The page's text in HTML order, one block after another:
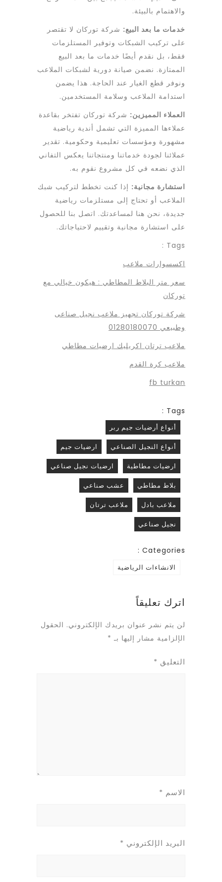
والاهتمام بالبيئة.
خدمات ما بعد البيع: شركة توركان لا تقتصر
على تركيب الشبكات وتوفير المستلزمات
فقط، بل نقدم أيضًا خدمات ما بعد البيع
الممتازة. نضمن صيانة دورية لشبكات الملاعب
ونوفر قطع الغيار عند الحاجة. هذا يضمن
استدامة الملاعب وسلامة المستخدمين.
العملاء المميزين: شركة توركان تفتخر بقاعدة
عملاءها المميزة التي تشمل أندية رياضية
مشهورة ومؤسسات تعليمية وحكومية. تقدير
عملائنا لجودة خدماتنا ومنتجاتنا يعكس التفاني
الذي نضعه في كل مشروع نقوم به.
استشارة مجانية: إذا كنت تخطط لتركيب شبك
الملاعب أو تحتاج إلى مستلزمات رياضية
جديدة، نحن هنا لمساعدتك. اتصل بنا للحصول
على استشارة مجانية وتقييم لاحتياجاتك.
Tags :
اكسسوارات ملاعب
سعر متر البلاط المطاطي : هيكون خيالي مع
توركان
شركة توركان تجهيز ملاعب نجيل صناعى
وطبيعي 01280180070
ملاعب ترتان اكريليك ارضيات مطاطي
ملاعب كرة القدم
fb turkan
Tags :
أنواع أرضيات جيم ربر
أنواع النجيل الصناعي ارضيات جيم
ارضيات مطاطية ارضيات نجيل صناعي
بلاط مطاطي عشب صناعي
ملاعب بادل ملاعب ترتان
نجيل صناعي
Categories :
الانشاءات الرياضية
اترك تعليقاً
لن يتم نشر عنوان بريدك الإلكتروني. الحقول
الإلزامية مشار إليها بـ *
التعليق *
الاسم *
البريد الإلكتروني *